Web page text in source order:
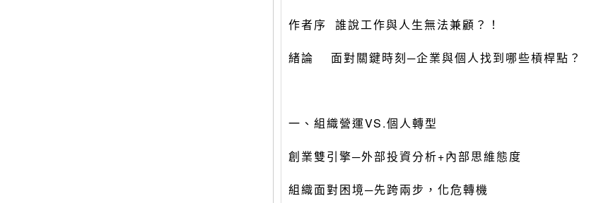
作者序 誰說工作與人生無法兼顧？！
緒論 面對關鍵時刻─企業與個人找到哪些槓桿點？
一、組織營運VS.個人轉型
創業雙引擎─外部投資分析+內部思維態度
組織面對困境─先跨兩步，化危轉機